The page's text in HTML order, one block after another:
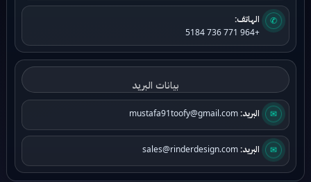
بيانات البريد
✉
✉ البريد: sales@rinderdesign.com